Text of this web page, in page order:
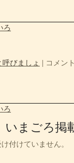
ろ
びましょ | コメン
ろ
まごろ
付けていません。